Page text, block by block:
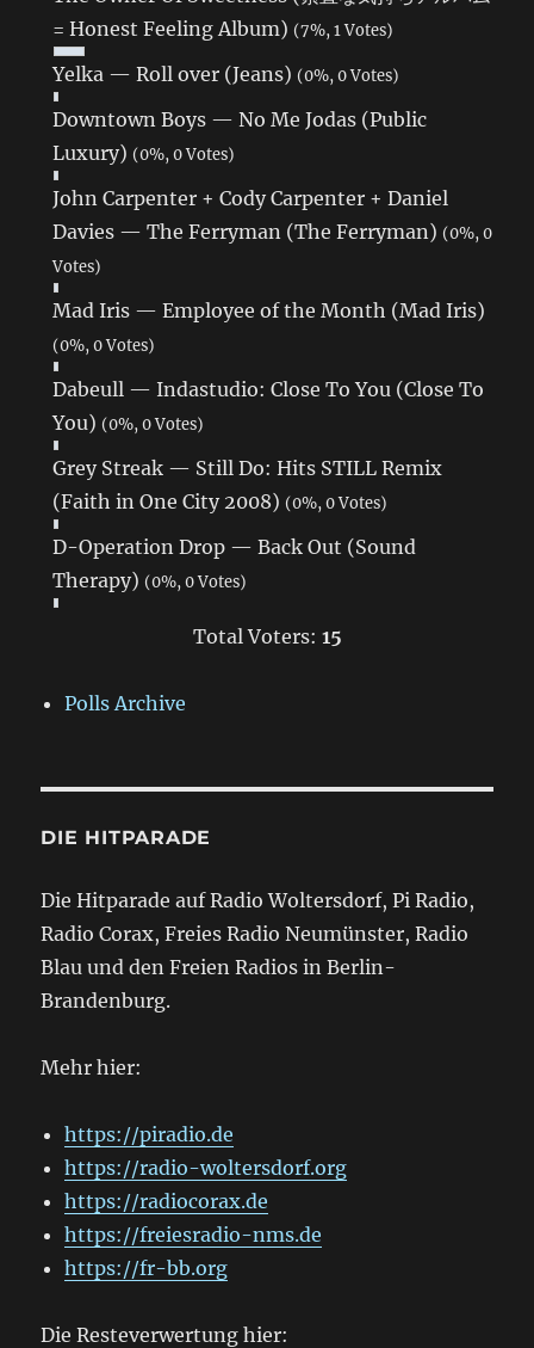
= Honest Feeling Album) (7%, 1 Votes)
Yelka — Roll over (Jeans) (0%, 0 Votes)
Downtown Boys — No Me Jodas (Public
Luxury) (0%, 0 Votes)
John Carpenter + Cody Carpenter + Daniel
Davies — The Ferryman (The Ferryman) (0%, 0
Votes)
Mad Iris — Employee of the Month (Mad Iris)
(0%, 0 Votes)
Dabeull — Indastudio: Close To You (Close To
You) (0%, 0 Votes)
Grey Streak — Still Do: Hits STILL Remix
(Faith in One City 2008) (0%, 0 Votes)
D-Operation Drop — Back Out (Sound
Therapy) (0%, 0 Votes)
Total Voters: 15
Polls Archive
DIE HITPARADE
Die Hitparade auf Radio Woltersdorf, Pi Radio,
Radio Corax, Freies Radio Neumünster, Radio
Blau und den Freien Radios in Berlin-
Brandenburg.
Mehr hier:
https://piradio.de
https://radio-woltersdorf.org
https://radiocorax.de
https://freiesradio-nms.de
https://fr-bb.org
Die Resteverwertung hier: